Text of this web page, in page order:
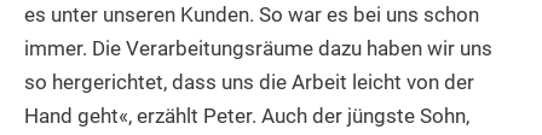
es unter unseren Kunden. So war es bei uns schon
immer. Die Verarbeitungsräume dazu haben wir uns
so hergerichtet, dass uns die Arbeit leicht von der
Hand geht«, erzählt Peter. Auch der jüngste Sohn,